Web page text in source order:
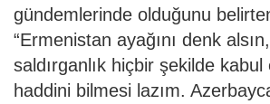
gündemlerinde olduğunu
“Ermenistan ayağını denk
saldırganlık hiçbir şekilde kabul
haddini bilmesi lazım.